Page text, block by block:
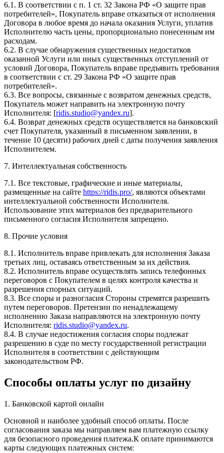
6.1. В соответствии с п. 1 ст. 32 Закона РФ «О защите прав
потребителей», Покупатель вправе отказаться от исполнения
Договора в любое время до начала оказания Услуги, уплатив
Исполнителю часть цены, пропорционально понесенным им
расходам.
6.2. В случае обнаружения существенных недостатков
оказанной Услуги или иных существенных отступлений от
условий Договора, Покупатель вправе предъявить требования
в соответствии с ст. 29 Закона РФ «О защите прав
потребителей».
6.3. Все вопросы, связанные с возвратом денежных средств,
Покупатель может направить на электронную почту
Исполнителя: [ridis.studio@yandex.ru].
6.4. Возврат денежных средств осуществляется на банковский
счет Покупателя, указанный в письменном заявлении, в
течение 10 (десяти) рабочих дней с даты получения заявления
Исполнителем.
7. Интеллектуальная собственность
7.1. Все текстовые, графические и иные материалы,
размещенные на сайте https://ridis.pro/, являются объектами
интеллектуальной собственности Исполнителя.
Использование этих материалов без предварительного
письменного согласия Исполнителя запрещено.
8. Прочие условия
8.1. Исполнитель вправе привлекать для исполнения Заказа
третьих лиц, оставаясь ответственным за их действия.
8.2. Исполнитель вправе осуществлять запись телефонных
переговоров с Покупателем в целях контроля качества и
разрешения спорных ситуаций.
8.3. Все споры и разногласия Стороны стремятся разрешить
путем переговоров. Претензии по ненадлежащему
исполнению Заказа направляются на электронную почту
Исполнителя: ridis.studio@yandex.ru.
8.4. В случае недостижения согласия споры подлежат
разрешению в суде по месту государственной регистрации
Исполнителя в соответствии с действующим
законодательством РФ.
Способы оплаты услуг по дизайну
1. Банковской картой онлайн
Основной и наиболее удобный способ оплаты. После
согласования заказа мы направляем вам платежную ссылку
для безопасного проведения платежа.К оплате принимаются
карты следующих платежных систем: